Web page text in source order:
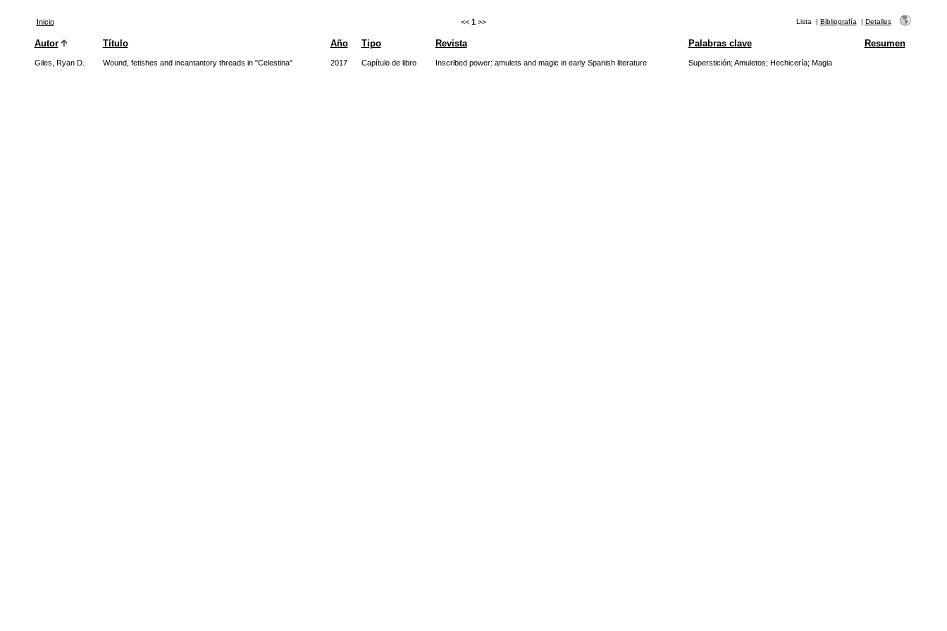
Inicio << 1 >> Lista | Bibliografía | Detalles
Autor Título Año Tipo Revista Palabras clave Resumen
Giles, Ryan D. Wound, fetishes and incantantory threads in "Celestina" 2017 Capítulo de libro Inscribed power: amulets and magic in early Spanish literature Superstición; Amuletos; Hechicería; Magia